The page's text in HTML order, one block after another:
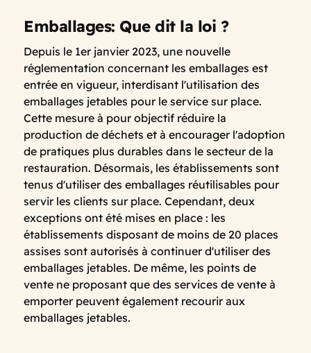
Emballages: Que dit la loi ?
Depuis le 1er janvier 2023, une nouvelle
réglementation concernant les emballages est
entrée en vigueur, interdisant l'utilisation des
emballages jetables pour le service sur place.
Cette mesure à pour objectif réduire la
production de déchets et à encourager l'adoption
de pratiques plus durables dans le secteur de la
restauration. Désormais, les établissements sont
tenus d'utiliser des emballages réutilisables pour
servir les clients sur place. Cependant, deux
exceptions ont été mises en place : les
établissements disposant de moins de 20 places
assises sont autorisés à continuer d'utiliser des
emballages jetables. De même, les points de
vente ne proposant que des services de vente à
emporter peuvent également recourir aux
emballages jetables.